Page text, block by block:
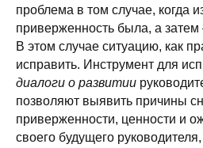
проблема в том случае, когда
приверженность была, а затем
В этом случае ситуацию, как
исправить. Инструмент для
диалоги о развитии
позволяют выявить причины
приверженности, ценности и
своего будущего